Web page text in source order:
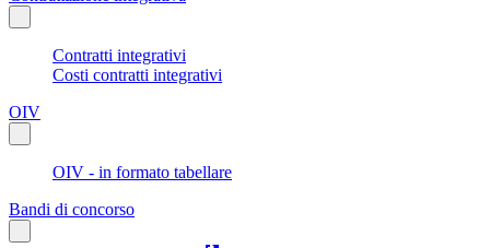
Contratti integrativi
Costi contratti integrativi
OIV
OIV - in formato tabellare
Bandi di concorso